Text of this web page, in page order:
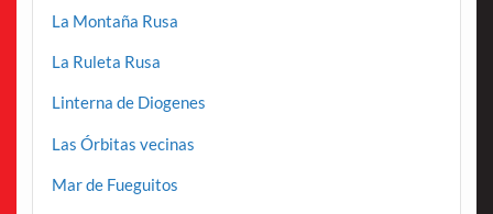
La Montaña Rusa
La Ruleta Rusa
Linterna de Diogenes
Las Órbitas vecinas
Mar de Fueguitos